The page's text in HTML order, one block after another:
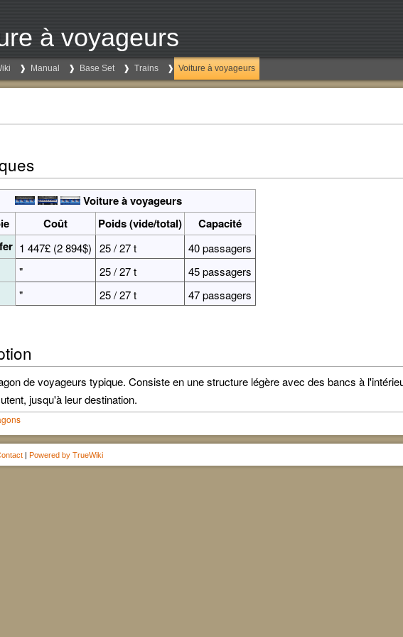
à voyageurs
Manual Base Set Trains Voiture à voyageurs
Voiture à voyageurs
Coût Poids (vide/total)
Capacité
1 447£ (2 894$) 25 / 27 t 40 passagers
" 25 / 27 t 45 passagers
" 25 / 27 t 47 passagers
de voyageurs typique. Consiste en une structure légère avec des bancs à
jusqu'à leur destination.
| Powered by TrueWiki